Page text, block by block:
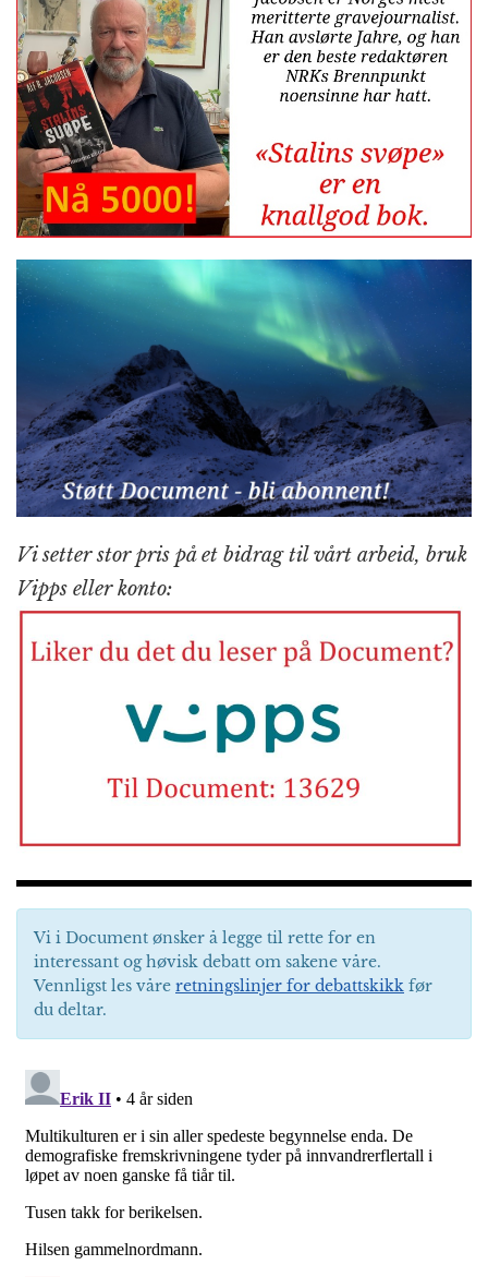
Vi setter stor pris på et bidrag til vårt arbeid, bruk
Vipps eller konto:
Vi i Document ønsker å legge til rette for en
interessant og høvisk debatt om sakene våre.
Vennligst les våre retningslinjer for debattskikk før
du deltar.